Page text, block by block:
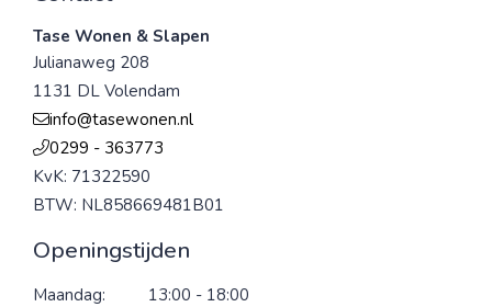
Tase Wonen & Slapen
Julianaweg 208
1131 DL Volendam
info@tasewonen.nl
0299 - 363773
KvK: 71322590
BTW: NL858669481B01
Openingstijden
Maandag:
13:00 - 18:00